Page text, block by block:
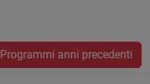
Programmi anni precedenti